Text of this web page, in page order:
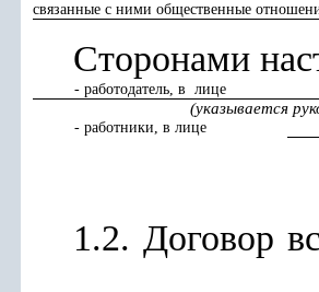
связанные с ними общественные
Сторонами
- работодатель, в лице
(указывается
- работники, в лице
1.2. Договор